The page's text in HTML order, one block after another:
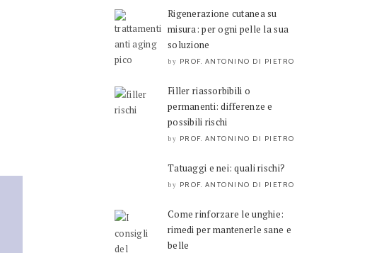
Rigenerazione cutanea su
misura: per ogni pelle la sua
soluzione
by PROF. ANTONINO DI PIETRO
Filler riassorbibili o
permanenti: differenze e
possibili rischi
by PROF. ANTONINO DI PIETRO
Tatuaggi e nei: quali rischi?
by PROF. ANTONINO DI PIETRO
Come rinforzare le unghie:
rimedi per mantenerle sane e
belle